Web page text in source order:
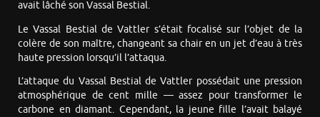
avait lâché son Vassal Bestial.
Le Vassal Bestial de Vattler s’était focalisé sur l’objet de la
colère de son maître, changeant sa chair en un jet d’eau à très
haute pression lorsqu’il l’attaqua.
L’attaque du Vassal Bestial de Vattler possédait une pression
atmosphérique de cent mille — assez pour transformer le
carbone en diamant. Cependant, la jeune fille l’avait balayé